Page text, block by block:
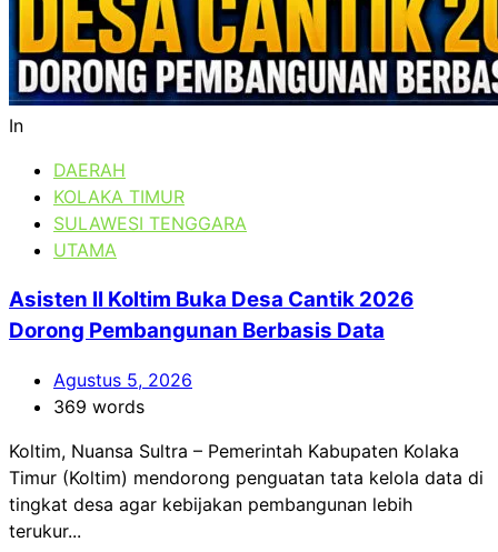
In
DAERAH
KOLAKA TIMUR
SULAWESI TENGGARA
UTAMA
Asisten II Koltim Buka Desa Cantik 2026
Dorong Pembangunan Berbasis Data
Agustus 5, 2026
369 words
Koltim, Nuansa Sultra – Pemerintah Kabupaten Kolaka
Timur (Koltim) mendorong penguatan tata kelola data di
tingkat desa agar kebijakan pembangunan lebih
terukur...